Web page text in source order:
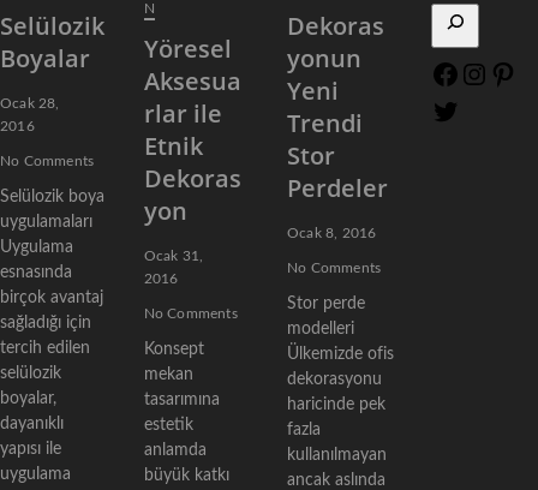
Selülozik
Boyalar
Ocak 28,
2016
No Comments
Selülozik boya
uygulamaları
Uygulama
esnasında
birçok avantaj
sağladığı için
tercih edilen
selülozik
boyalar,
dayanıklı
yapısı ile
uygulama
N
Yöresel
Aksesua
rlar ile
Etnik
Dekoras
yon
Ocak 31,
2016
No Comments
Konsept
mekan
tasarımına
estetik
anlamda
büyük katkı
Dekoras
yonun
Yeni
Trendi
Stor
Perdeler
Ocak 8, 2016
No Comments
Stor perde
modelleri
Ülkemizde ofis
dekorasyonu
haricinde pek
fazla
kullanılmayan
ancak aslında
F